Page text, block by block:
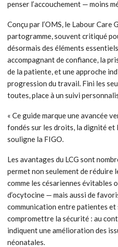
penser l’accouchement — moins
Conçu par l’OMS, le Labour Care
partogramme, souvent critiqué
désormais des éléments
accompagnant de confiance, la
de la patiente, et une approche
progression du travail. Fini les
toutes, place à un suivi
« Ce guide marque une avancée
fondés sur les droits, la dignité et
souligne la FIGO.
Les avantages du LCG sont
permet non seulement de
comme les césariennes évitables
d’ocytocine — mais aussi de
communication entre patientes
compromettre la sécurité : au
indiquent une amélioration des
néonatales.